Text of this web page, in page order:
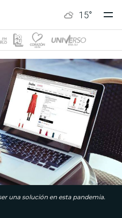
15°
una solución en esta pandemia.